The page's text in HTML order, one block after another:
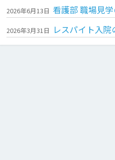
2026年6月13日 看護部 職場見
2026年3月31日 レスパイト入院